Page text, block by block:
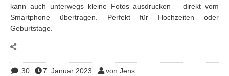
kann auch unterwegs kleine Fotos ausdrucken – direkt vom
Smartphone übertragen. Perfekt für Hochzeiten oder
Geburtstage.
30 7. Januar 2023 von Jens